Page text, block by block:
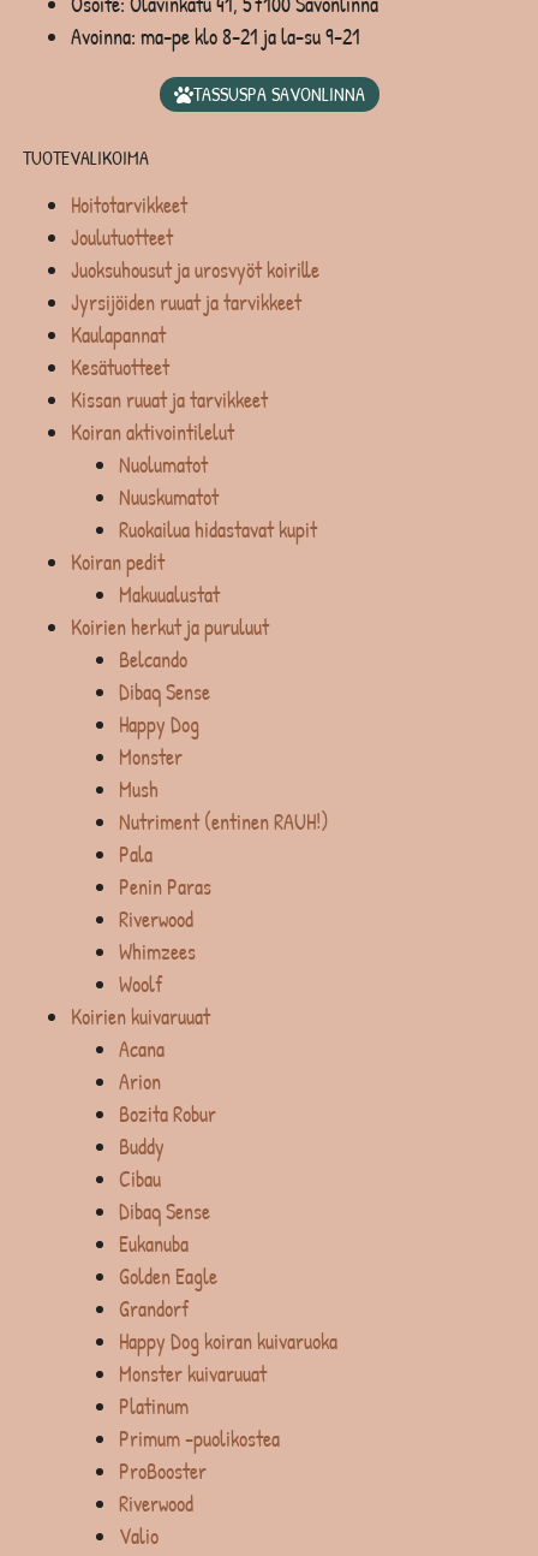
Avoinna: ma-pe klo 8-21 ja la-su 9-21
TASSUSPA SAVONLINNA
TUOTEVALIKOIMA
Hoitotarvikkeet
Joulutuotteet
Juoksuhousut ja urosvyöt koirille
Jyrsijöiden ruuat ja tarvikkeet
Kaulapannat
Kesätuotteet
Kissan ruuat ja tarvikkeet
Koiran aktivointilelut
Nuolumatot
Nuuskumatot
Ruokailua hidastavat kupit
Koiran pedit
Makuualustat
Koirien herkut ja puruluut
Belcando
Dibaq Sense
Happy Dog
Monster
Mush
Nutriment (entinen RAUH!)
Pala
Penin Paras
Riverwood
Whimzees
Woolf
Koirien kuivaruuat
Acana
Arion
Bozita Robur
Buddy
Cibau
Dibaq Sense
Eukanuba
Golden Eagle
Grandorf
Happy Dog koiran kuivaruoka
Monster kuivaruuat
Platinum
Primum -puolikostea
ProBooster
Riverwood
Valio